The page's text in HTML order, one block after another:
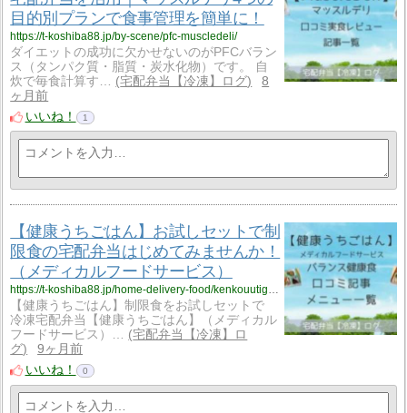
目的別プランで食事管理を簡単に！
https://t-koshiba88.jp/by-scene/pfc-muscledeli/
ダイエットの成功に欠かせないのがPFCバラン
ス（タンパク質・脂質・炭水化物）です。 自
炊で毎食計算す…
宅配弁当【冷凍】ログ
8
ヶ月前
いいね！
1
【健康うちごはん】お試しセットで制
限食の宅配弁当はじめてみませんか！
（メディカルフードサービス）
https://t-koshiba88.jp/home-delivery-food/kenkouutigohan/kenkouuchigohan-trial/
【健康うちごはん】制限食をお試しセットで
冷凍宅配弁当【健康うちごはん】（メディカル
フードサービス）…
宅配弁当【冷凍】ロ
グ
9ヶ月前
いいね！
0